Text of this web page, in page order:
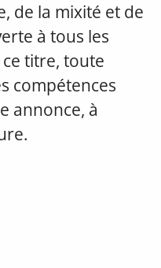
de la mixité et de
à tous les
titre, toute
compétences
annonce, à